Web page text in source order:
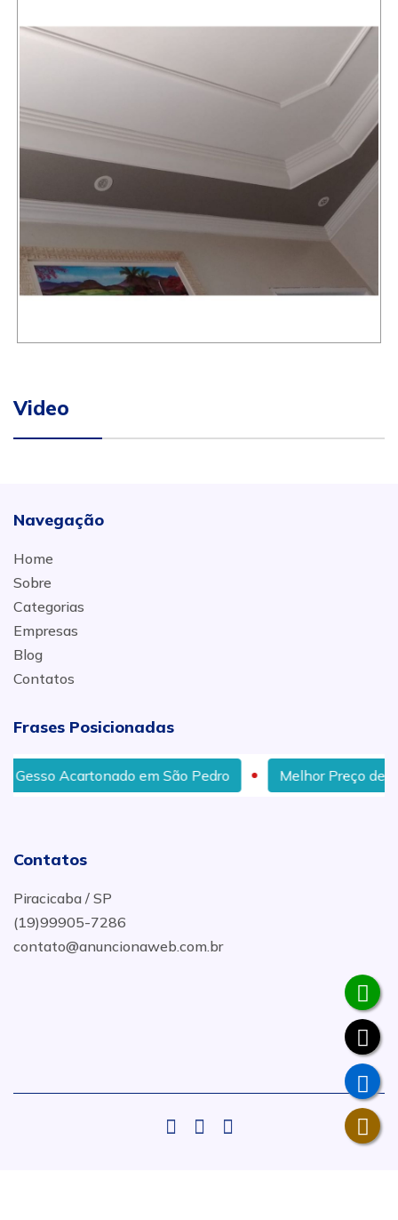
Video
Navegação
Home
Sobre
Categorias
Empresas
Blog
Contatos
Frases Posicionadas
em São Pedro Melhor Preço de Gesso
Contatos
Piracicaba / SP
(19)99905-7286
contato@anuncionaweb.com.br